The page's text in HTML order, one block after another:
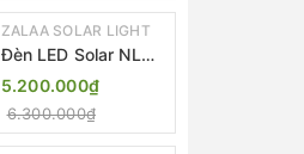
ZALAA SOLAR LIGHT
Đèn LED Solar NLMT
Liền Thể ZKC-TG
20W All in One |
ZALAA Street Light
5.200.000₫
6.300.000₫